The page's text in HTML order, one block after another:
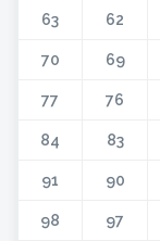
62
63
69
70
76
77
83
84
90
91
97
98